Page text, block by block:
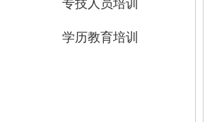
专技人员培训
学历教育培训